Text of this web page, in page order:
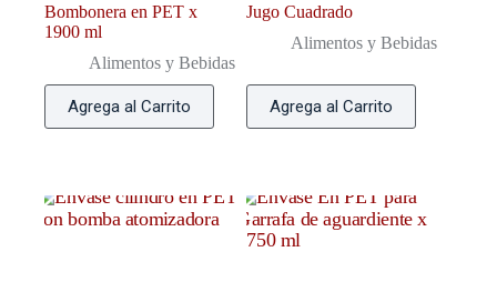
Bombonera en PET x
1900 ml
Alimentos y Bebidas
Agrega al Carrito
Jugo Cuadrado
Alimentos y Bebidas
Agrega al Carrito